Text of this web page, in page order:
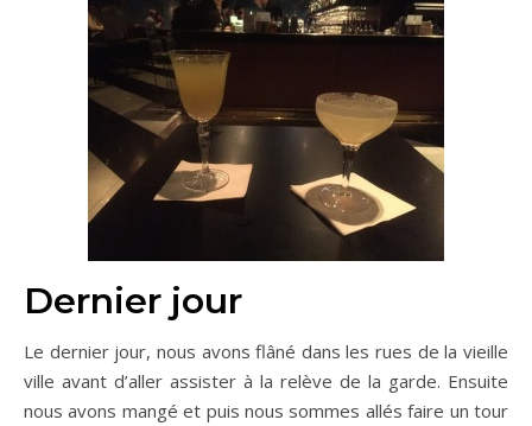
Dernier jour
Le dernier jour, nous avons flâné dans les rues de la vieille
ville avant d’aller assister à la relève de la garde. Ensuite
nous avons mangé et puis nous sommes allés faire un tour